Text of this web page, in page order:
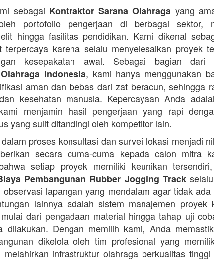
sebagai Kontraktor Sarana Olahraga yang
portofolio pengerjaan di berbagai sektor,
hingga fasilitas pendidikan. Kami dikenal
terpercaya karena selalu menyelesaikan proyek
kesepakatan awal. Sebagai bagian dari
Indonesia, kami hanya menggunakan
aman dan bebas dari zat beracun, sehingga
kesehatan manusia. Kepercayaan Anda
menjamin hasil pengerjaan yang rapi
yang sulit ditandingi oleh kompetitor lain.
proses konsultasi dan survei lokasi menjadi
secara cuma-cuma kepada calon mitra
setiap proyek memiliki keunikan
Pembangunan Rubber Jogging Trackselalu
observasi lapangan yang mendalam agar tidak ada
lainnya adalah sistem manajemen proyek
dari pengadaan material hingga tahap uji
dilakukan. Dengan memilih kami, Anda
dikelola oleh tim profesional yang
melahirkan infrastruktur olahraga berkualitas